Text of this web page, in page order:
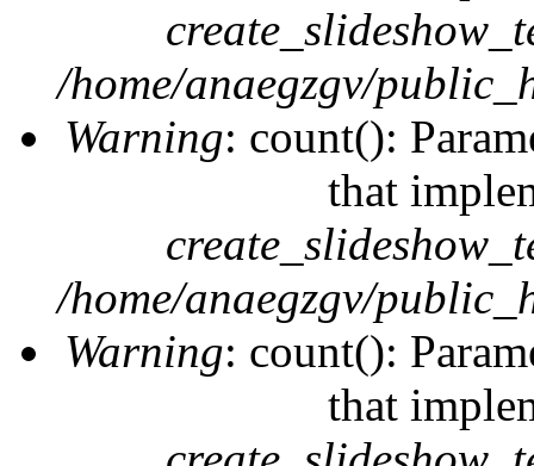
/home/anaegzgv/
Warning: count():
that
/home/anaegzgv/
Warning: count():
that